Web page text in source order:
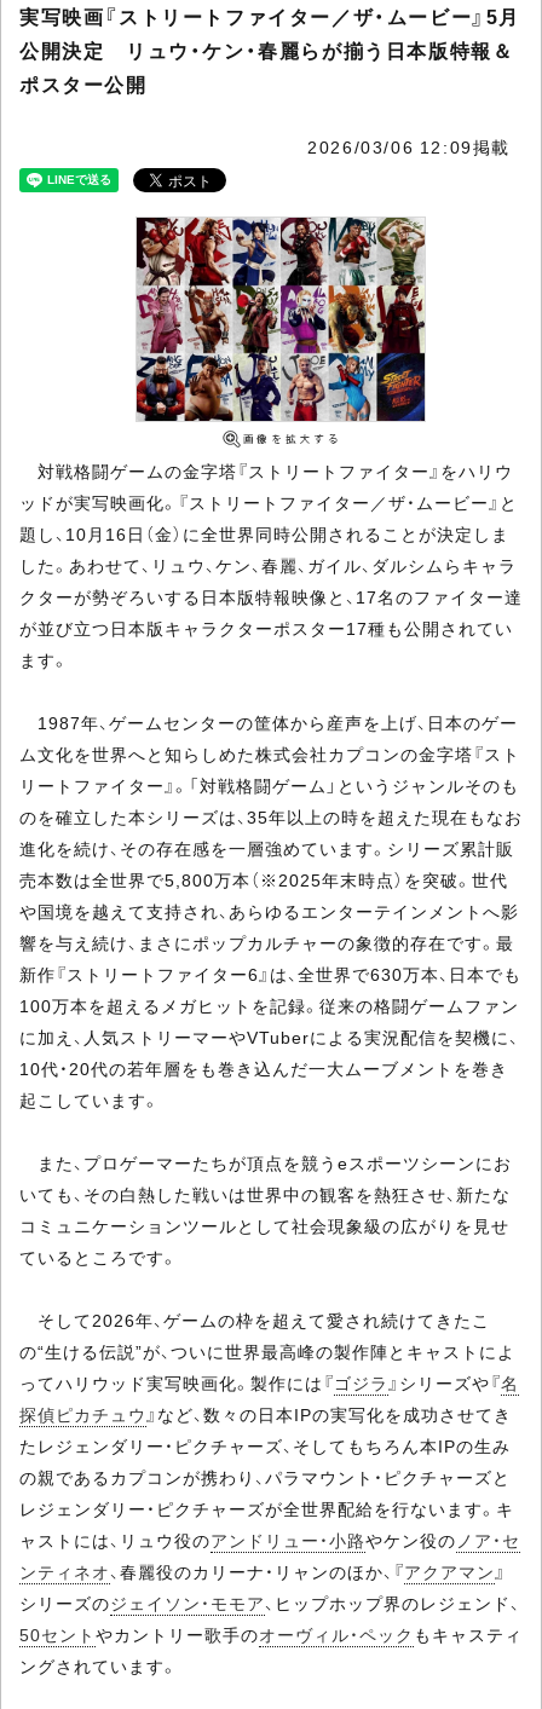
実写映画『ストリートファイター／ザ・ムービー』5月
公開決定 リュウ・ケン・春麗らが揃う日本版特報＆
ポスター公開
2026/03/06 12:09掲載
対戦格闘ゲームの金字塔『ストリートファイター』をハリウ
ッドが実写映画化。『ストリートファイター／ザ・ムービー』と
題し、10月16日（金）に全世界同時公開されることが決定しま
した。あわせて、リュウ、ケン、春麗、ガイル、ダルシムらキャラ
クターが勢ぞろいする日本版特報映像と、17名のファイター達
が並び立つ日本版キャラクターポスター17種も公開されてい
ます。
1987年、ゲームセンターの筐体から産声を上げ、日本のゲー
ム文化を世界へと知らしめた株式会社カプコンの金字塔『スト
リートファイター』。「対戦格闘ゲーム」というジャンルそのも
のを確立した本シリーズは、35年以上の時を超えた現在もなお
進化を続け、その存在感を一層強めています。シリーズ累計販
売本数は全世界で5,800万本（※2025年末時点）を突破。世代
や国境を越えて支持され、あらゆるエンターテインメントへ影
響を与え続け、まさにポップカルチャーの象徴的存在です。最
新作『ストリートファイター6』は、全世界で630万本、日本でも
100万本を超えるメガヒットを記録。従来の格闘ゲームファン
に加え、人気ストリーマーやVTuberによる実況配信を契機に、
10代・20代の若年層をも巻き込んだ一大ムーブメントを巻き
起こしています。
また、プロゲーマーたちが頂点を競うeスポーツシーンにお
いても、その白熱した戦いは世界中の観客を熱狂させ、新たな
コミュニケーションツールとして社会現象級の広がりを見せ
ているところです。
そして2026年、ゲームの枠を超えて愛され続けてきたこ
の“生ける伝説”が、ついに世界最高峰の製作陣とキャストによ
ってハリウッド実写映画化。製作には『ゴジラ』シリーズや『名
探偵ピカチュウ』など、数々の日本IPの実写化を成功させてき
たレジェンダリー・ピクチャーズ、そしてもちろん本IPの生み
の親であるカプコンが携わり、パラマウント・ピクチャーズと
レジェンダリー・ピクチャーズが全世界配給を行ないます。キ
ャストには、リュウ役のアンドリュー・小路やケン役の ノア・セ
ンティネオ、春麗役のカリーナ・リャンのほか、『アクアマン』
シリーズのジェイソン・モモア、ヒップホップ界のレジェンド、
50セント やカントリー歌手のオーヴィル・ペック もキャスティ
ングされています。